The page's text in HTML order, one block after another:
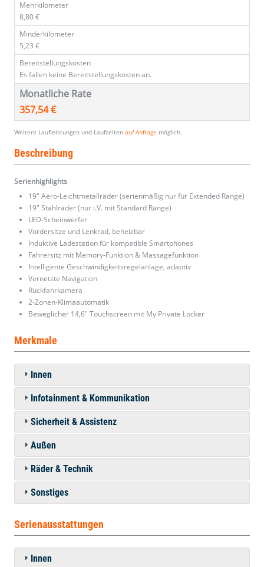
Mehrkilometer
8,80 €
Minderkilometer
5,23 €
Bereitstellungskosten
Es fallen keine Bereitstellungskosten an.
Monatliche Rate
357,54 €
Weitere Laufleistungen und Laufzeiten auf Anfrage möglich.
Beschreibung
Serienhighlights
19" Aero-Leichtmetallräder (serienmäßig nur für Extended Range)
19" Stahlräder (nur i.V. mit Standard Range)
LED-Scheinwerfer
Vordersitze und Lenkrad, beheizbar
Induktive Ladestation für kompatible Smartphones
Fahrersitz mit Memory-Funktion & Massagefunktion
Intelligente Geschwindigkeitsregelanlage, adaptiv
Vernetzte Navigation
Rückfahrkamera
2-Zonen-Klimaautomatik
Beweglicher 14,6" Touchscreen mit My Private Locker
Merkmale
Innen
Infotainment & Kommunikation
Sicherheit & Assistenz
Außen
Räder & Technik
Sonstiges
Serienausstattungen
Innen